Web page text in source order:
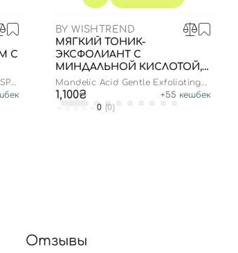
С
BY WISHTREND
МЯГКИЙ ТОНИК-
ЭКСФОЛИАНТ С
МИНДАЛЬНОЙ КИСЛОТОЙ,
150 МЛ
Mandelic Acid Gentle Exfoliating
Toner
1,100₴ +55 кешбек
0 (0)
Отзывы